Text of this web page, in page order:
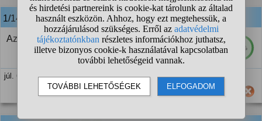
1/14 anonim válasza:
89%
Az összhatás számít, illetve mindenkinek más áll jól.
júl. 6. 20:51